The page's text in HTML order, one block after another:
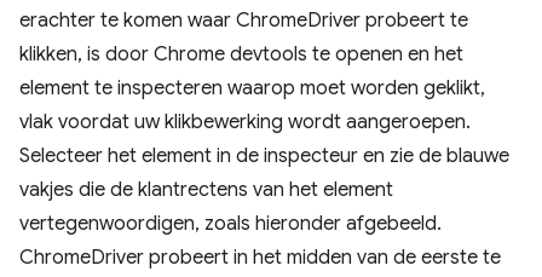
erachter te komen waar ChromeDriver probeert te
klikken, is door Chrome devtools te openen en het
element te inspecteren waarop moet worden geklikt,
vlak voordat uw klikbewerking wordt aangeroepen.
Selecteer het element in de inspecteur en zie de blauwe
vakjes die de klantrectens van het element
vertegenwoordigen, zoals hieronder afgebeeld.
ChromeDriver probeert in het midden van de eerste te